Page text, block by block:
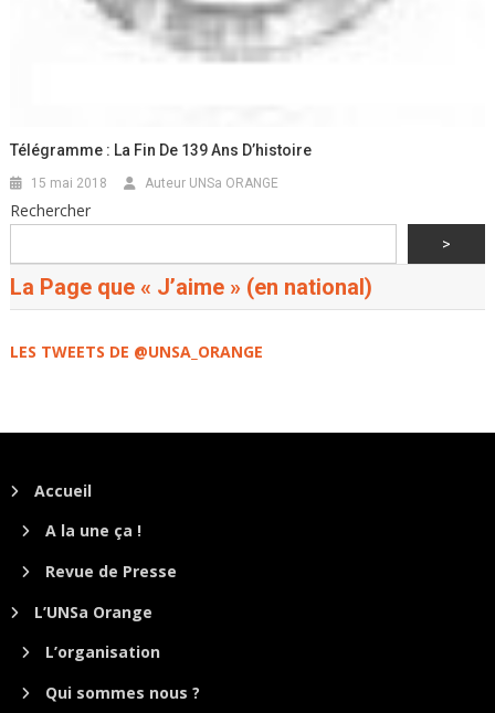
Télégramme : La Fin De 139 Ans D’histoire
15 mai 2018 Auteur UNSa ORANGE
Rechercher
>
La Page que « J’aime » (en national)
LES TWEETS DE @UNSA_ORANGE
Accueil
A la une ça !
Revue de Presse
L’UNSa Orange
L’organisation
Qui sommes nous ?